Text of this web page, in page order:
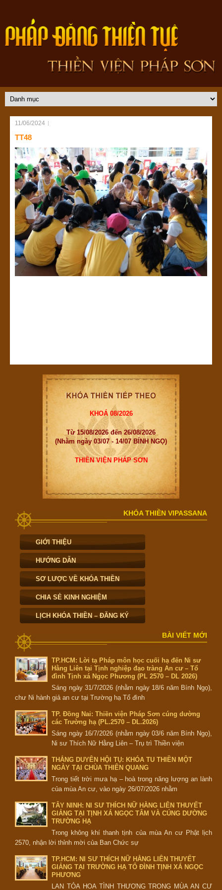
11/06/2024
TT48
KHOÁ 08/2026
Từ 15/08/2026 đến 26/08/2026
(Nhằm ngày 03/07 - 14/07 BÍNH NGỌ)
THIỀN VIỆN PHÁP SƠN
KHÓA THIỀN VIPASSANA
GIỚI THIỆU
HƯỚNG DẪN
SƠ LƯỢC VỀ KHÓA THIỀN
CHIA SẺ KINH NGHIỆM
LỊCH KHÓA THIỀN – ĐĂNG KÝ
BÀI VIẾT MỚI
TP.HCM: Lời tạ Pháp môn học cuối hạ đến Ni sư
Hằng Liên tại Tịnh nghiệp đạo tràng An cư – Tổ
đình Tịnh xá Ngọc Phương (PL 2570 – DL 2026)
Sáng ngày 31/7/2026 (nhằm ngày 18/6 năm Bính Ngọ),
chư Ni hành giả an cư tại Trường hạ Tổ đình
TP. Đồng Nai: Thiền viện Pháp Sơn cúng dường
các Trường hạ (PL.2570 – DL.2026)
Sáng ngày 16/7/2026 (nhằm ngày 03/6 năm Bính Ngọ),
Ni sư Thích Nữ Hằng Liên – Trụ trì Thiền viện
THẮNG DUYÊN HỘI TỤ: KHÓA TU THIỀN MỘT
NGÀY TẠI CHÙA THIÊN QUANG
Trong tiết trời mưa hạ – hoà trong năng lượng an lành
của mùa An cư, vào ngày 26/07/2026 nhằm
TÂY NINH: NI SƯ THÍCH NỮ HẰNG LIÊN THUYẾT
GIẢNG TẠI TỊNH XÁ NGỌC TÂM VÀ CÚNG DƯỜNG
TRƯỜNG HẠ
Trong không khí thanh tịnh của mùa An cư Phật lịch
2570, nhận lời thỉnh mời của Ban Chức sự
TP.HCM: NI SƯ THÍCH NỮ HẰNG LIÊN THUYẾT
GIẢNG TẠI TRƯỜNG HẠ TỔ ĐÌNH TỊNH XÁ NGỌC
PHƯƠNG
LAN TỎA HOA TÌNH THƯƠNG TRONG MÙA AN CƯ